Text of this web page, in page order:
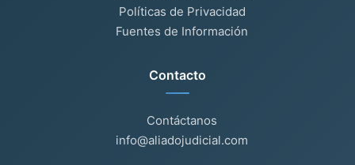
Políticas de Privacidad
Fuentes de Información
Contacto
Contáctanos
info@aliadojudicial.com